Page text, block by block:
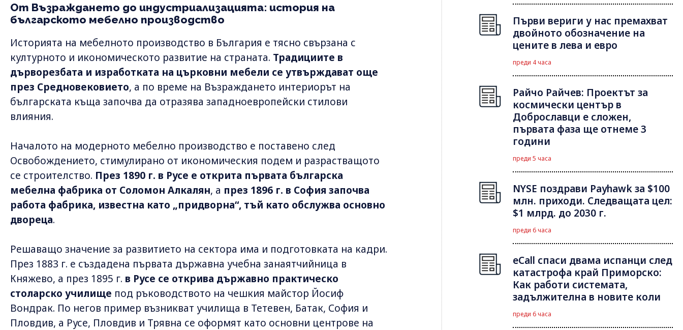
От Възраждането до индустриализацията: история на
българското мебелно производство
Историята на мебелното производство в България е тясно свързана с
културното и икономическото развитие на страната. Традициите в
дърворезбата и изработката на църковни мебели се утвърждават още
през Средновековието, а по време на Възраждането интериорът на
българската къща започва да отразява западноевропейски стилови
влияния.
Началото на модерното мебелно производство е поставено след
Освобождението, стимулирано от икономическия подем и разрастващото
се строителство. През 1890 г. в Русе е открита първата българска
мебелна фабрика от Соломон Алкалян, а през 1896 г. в София започва
работа фабрика, известна като „придворна“, тъй като обслужва основно
двореца.
Решаващо значение за развитието на сектора има и подготовката на кадри.
През 1883 г. е създадена първата държавна учебна занаятчийница в
Княжево, а през 1895 г. в Русе се открива държавно практическо
столарско училище под ръководството на чешкия майстор Йосиф
Вондрак. По негов пример възникват училища в Тетевен, Батак, София и
Пловдив, а Русе, Пловдив и Трявна се оформят като основни центрове на
Първи вериги у нас премахват
двойното обозначение на
цените в лева и евро
преди 4 часа
Райчо Райчев: Проектът за
космически център в
Доброславци е сложен,
първата фаза ще отнеме 3
години
преди 5 часа
NYSE поздрави Payhawk за $100
млн. приходи. Следващата цел:
$1 млрд. до 2030 г.
преди 6 часа
eCall спаси двама испанци след
катастрофа край Приморско:
Как работи системата,
задължителна в новите коли
преди 6 часа